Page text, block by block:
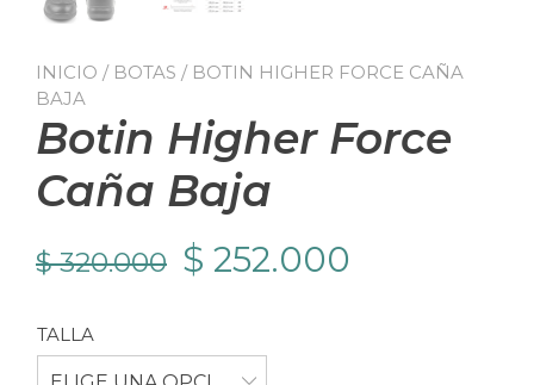
INICIO / BOTAS / BOTIN HIGHER FORCE CAÑA
BAJA
Botin Higher Force
Caña Baja
$320.000 El
original
$ 252.000
TALLA